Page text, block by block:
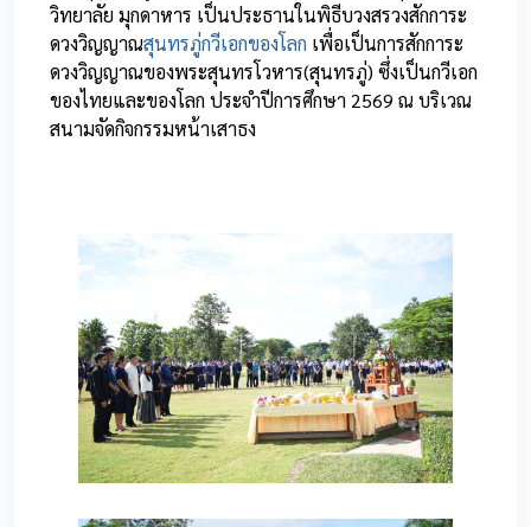
วิทยาลัย มุกดาหาร เป็นประธานในพิธีบวงสรวงสักการะ
ดวงวิญญาณสุนทรภู่กวีเอกของโลก เพื่อเป็นการสักการะ
ดวงวิญญาณของพระสุนทรโวหาร(สุนทรภู่) ซึ่งเป็นกวีเอก
ของไทยและของโลก ประจำปีการศึกษา 2569 ณ บริเวณ
สนามจัดกิจกรรมหน้าเสาธง
0